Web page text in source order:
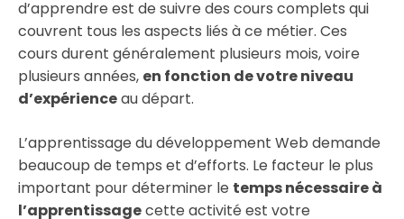
d’apprendre est de suivre des cours complets qui
couvrent tous les aspects liés à ce métier. Ces
cours durent généralement plusieurs mois, voire
plusieurs années, en fonction de votre niveau
d’expérienceau départ.
L’apprentissage du développement Web demande
beaucoup de temps et d’efforts. Le facteur le plus
important pour déterminer le temps nécessaire à
l’apprentissagecette activité est votre